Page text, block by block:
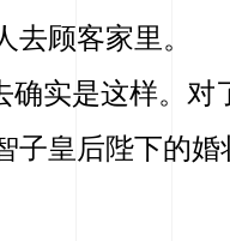
顾客家里。
确实是这样。对
子皇后陛下的